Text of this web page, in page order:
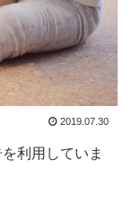
2019.07.30
利用していま